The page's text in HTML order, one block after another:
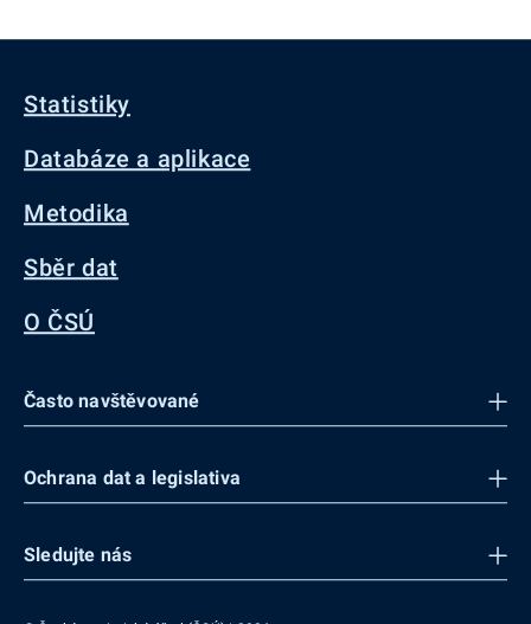
Statistiky
Databáze a aplikace
Metodika
Sběr dat
O ČSÚ
Často navštěvované
Ochrana dat a legislativa
Sledujte nás